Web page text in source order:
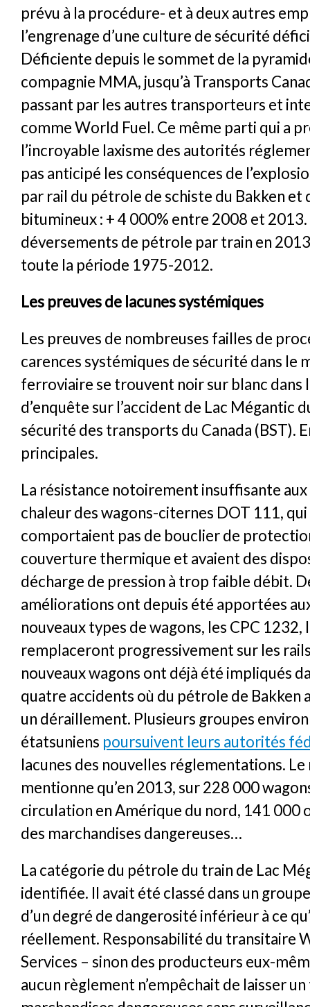
prévu à la procédure- et à deux autres
l’engrenage d’une culture de sécurité
Déficiente depuis le sommet de la
compagnie MMA, jusqu’à Transports
passant par les autres transporteurs et
comme World Fuel. Ce même parti qui a
l’incroyable laxisme des autorités
pas anticipé les conséquences de
par rail du pétrole de schiste du Bakken et
bitumineux : + 4 000% entre 2008 et 2013.
déversements de pétrole par train en
toute la période 1975-2012.
Les preuves de lacunes systémiques
Les preuves de nombreuses failles de
carences systémiques de sécurité dans le
ferroviaire se trouvent noir sur blanc dans
d’enquête sur l’accident de Lac Mégantic
sécurité des transports du Canada (BST).
principales.
La résistance notoirement insuffisante aux
chaleur des wagons-citernes DOT 111, qui
comportaient pas de bouclier de
couverture thermique et avaient des
décharge de pression à trop faible débit.
améliorations ont depuis été apportées
nouveaux types de wagons, les CPC 1232,
remplaceront progressivement sur les
nouveaux wagons ont déjà été impliqués
quatre accidents où du pétrole de Bakken
un déraillement. Plusieurs groupes
étatsuniens poursuivent leurs autorités
lacunes des nouvelles réglementations.
mentionne qu’en 2013, sur 228 000
circulation en Amérique du nord, 141 000
des marchandises dangereuses…
La catégorie du pétrole du train de Lac
identifiée. Il avait été classé dans un
d’un degré de dangerosité inférieur à ce
réellement. Responsabilité du transitaire
Services – sinon des producteurs eux-
aucun règlement n’empêchait de laisser